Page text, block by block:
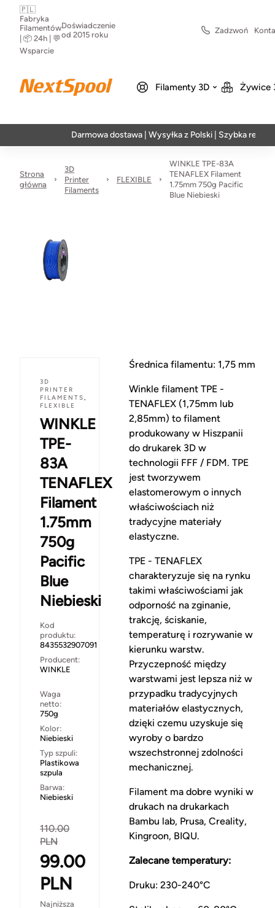
🇵🇱
Fabryka
Filamentów
| 📦 24h | 💬
Wsparcie
Doświadczenie
od 2015 roku
Zadzwoń
Filamenty 3D Żywice
Darmowa dostawa | Wysyłka z Polski | Szybka realizacja w
Strona
główna
3D
Printer
Filaments
FLEXIBLE
WINKLE TPE-83A
TENAFLEX Filament
1.75mm 750g Pacific
Blue Niebieski
3D
PRINTER
FILAMENTS,
FLEXIBLE
WINKLE
TPE-
83A
TENAFLEX
Filament
1.75mm
750g
Pacific
Blue
Niebieski
Kod
produktu:
8435532907091
Producent:
WINKLE
Waga
netto:
750g
Kolor:
Niebieski
Typ szpuli:
Plastikowa
szpula
Barwa:
Niebieski
110.00
PLN
99.00
PLN
Najniższa
Średnica filamentu: 1,75 mm
Winkle filament TPE -
TENAFLEX (1,75mm lub
2,85mm) to filament
produkowany w Hiszpanii
do drukarek 3D w
technologii FFF / FDM. TPE
jest tworzywem
elastomerowym o innych
właściwościach niż
tradycyjne materiały
elastyczne.
TPE - TENAFLEX
charakteryzuje się na rynku
takimi właściwościami jak
odporność na zginanie,
trakcję, ściskanie,
temperaturę i rozrywanie w
kierunku warstw.
Przyczepność między
warstwami jest lepsza niż w
przypadku tradycyjnych
materiałów elastycznych,
dzięki czemu uzyskuje się
wyroby o bardzo
wszechstronnej zdolności
mechanicznej.
Filament ma dobre wyniki w
drukach na drukarkach
Bambu lab, Prusa, Creality,
Kingroon, BIQU.
Zalecane temperatury:
Druku: 230-240°C